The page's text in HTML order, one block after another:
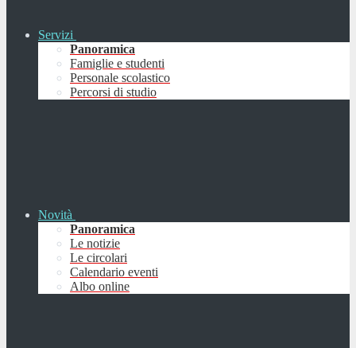
Servizi
Panoramica
Famiglie e studenti
Personale scolastico
Percorsi di studio
Novità
Panoramica
Le notizie
Le circolari
Calendario eventi
Albo online